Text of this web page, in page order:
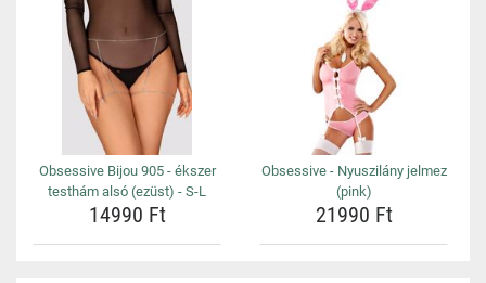
Obsessive Bijou 905 - ékszer
testhám alsó (ezüst) - S-L
14990 Ft
Obsessive - Nyuszilány jelmez
(pink)
21990 Ft